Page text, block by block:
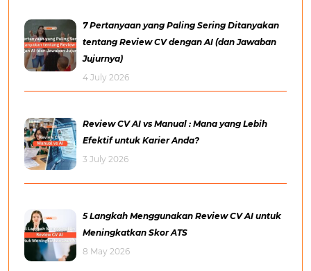
7 Pertanyaan yang Paling Sering Ditanyakan
tentang Review CV dengan AI (dan Jawaban
Jujurnya)
4 July 2026
Review CV AI vs Manual : Mana yang Lebih
Efektif untuk Karier Anda?
3 July 2026
5 Langkah Menggunakan Review CV AI untuk
Meningkatkan Skor ATS
8 May 2026